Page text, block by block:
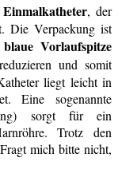
, der
Die Verpackung ist
blaue Vorlaufspitze
und somit
liegt leicht in
Eine sogenannte
sorgt für ein
Trotz den
mich bitte nicht,